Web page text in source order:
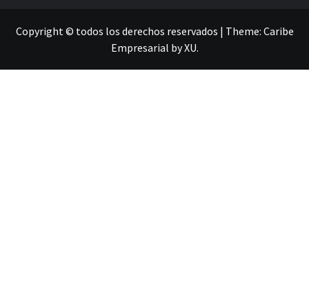
Copyright © todos los derechos reservados | Theme: Caribe
Empresarial byXU.